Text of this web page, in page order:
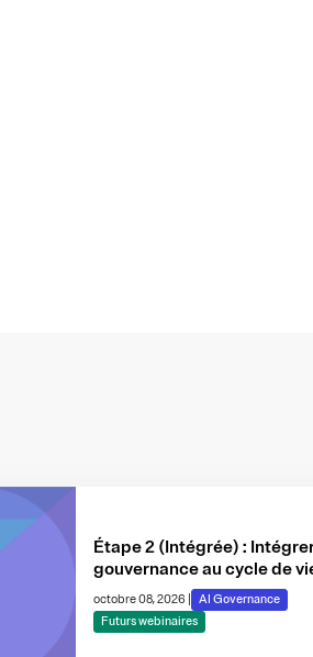
Étape 2 (Intégrée) :
gouvernance au cycle de
octobre 08, 2026
AI Governance
Futurs webinaires